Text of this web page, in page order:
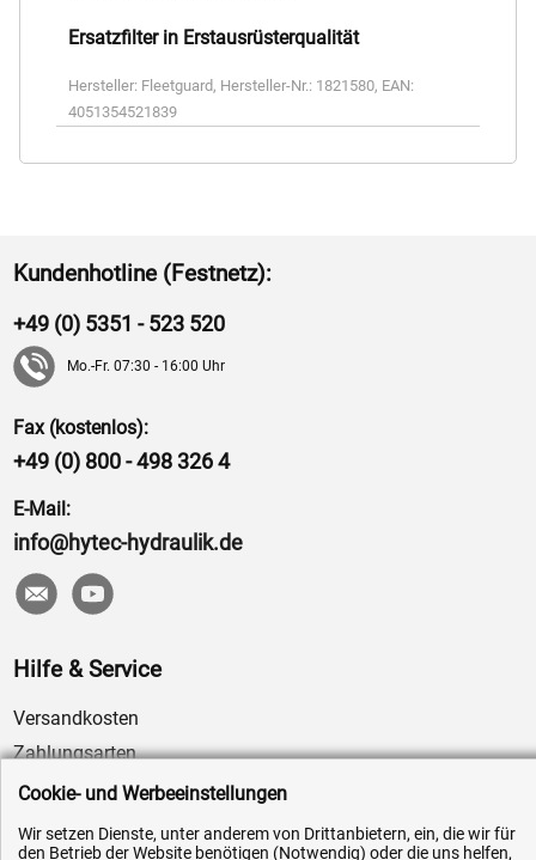
Ersatzfilter in Erstausrüsterqualität
Hersteller: Fleetguard , Hersteller-Nr.: 1821580, EAN:
4051354521839
Kundenhotline (Festnetz):
+49 (0) 5351 - 523 520
Mo.-Fr. 07:30 - 16:00 Uhr
Fax (kostenlos):
+49 (0) 800 - 498 326 4
E-Mail:
info@hytec-hydraulik.de
Hilfe & Service
Versandkosten
Zahlungsarten
Service
AGB / Widerrufsrecht
Cookie- und Werbeeinstellungen
Wir setzen Dienste, unter anderem von Drittanbietern, ein, die wir für
den Betrieb der Website benötigen (Notwendig) oder die uns helfen,